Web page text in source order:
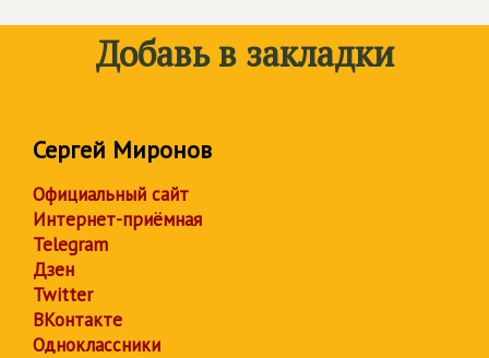
Добавь в закладки
Сергей Миронов
Официальный сайт
Интернет-приёмная
Telegram
Дзен
Twitter
ВКонтакте
Одноклассники